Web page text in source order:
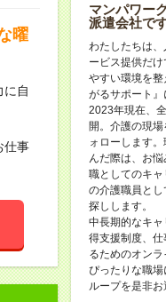
曜
に自
仕事
マンパワー
派遣会社で
わたしたちは
ービス提供だ
やすい環境を
がるサポート』
2023年現在、
開。介護の現
ォローします
んだ際は、お
職としてのキ
の介護職員と
探しします。
中長期的なキ
得支援制度、
るためのオンラ
ぴったりな職
ループを是非お